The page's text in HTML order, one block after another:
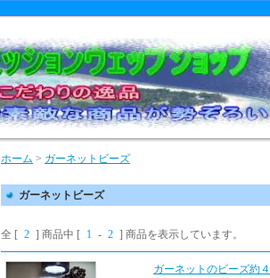
ホーム > ガーネットビーズ
ガーネットビーズ
全 [ 2 ] 商品中 [ 1 - 2 ] 商品を表示しています。
ガーネットのビーズ約